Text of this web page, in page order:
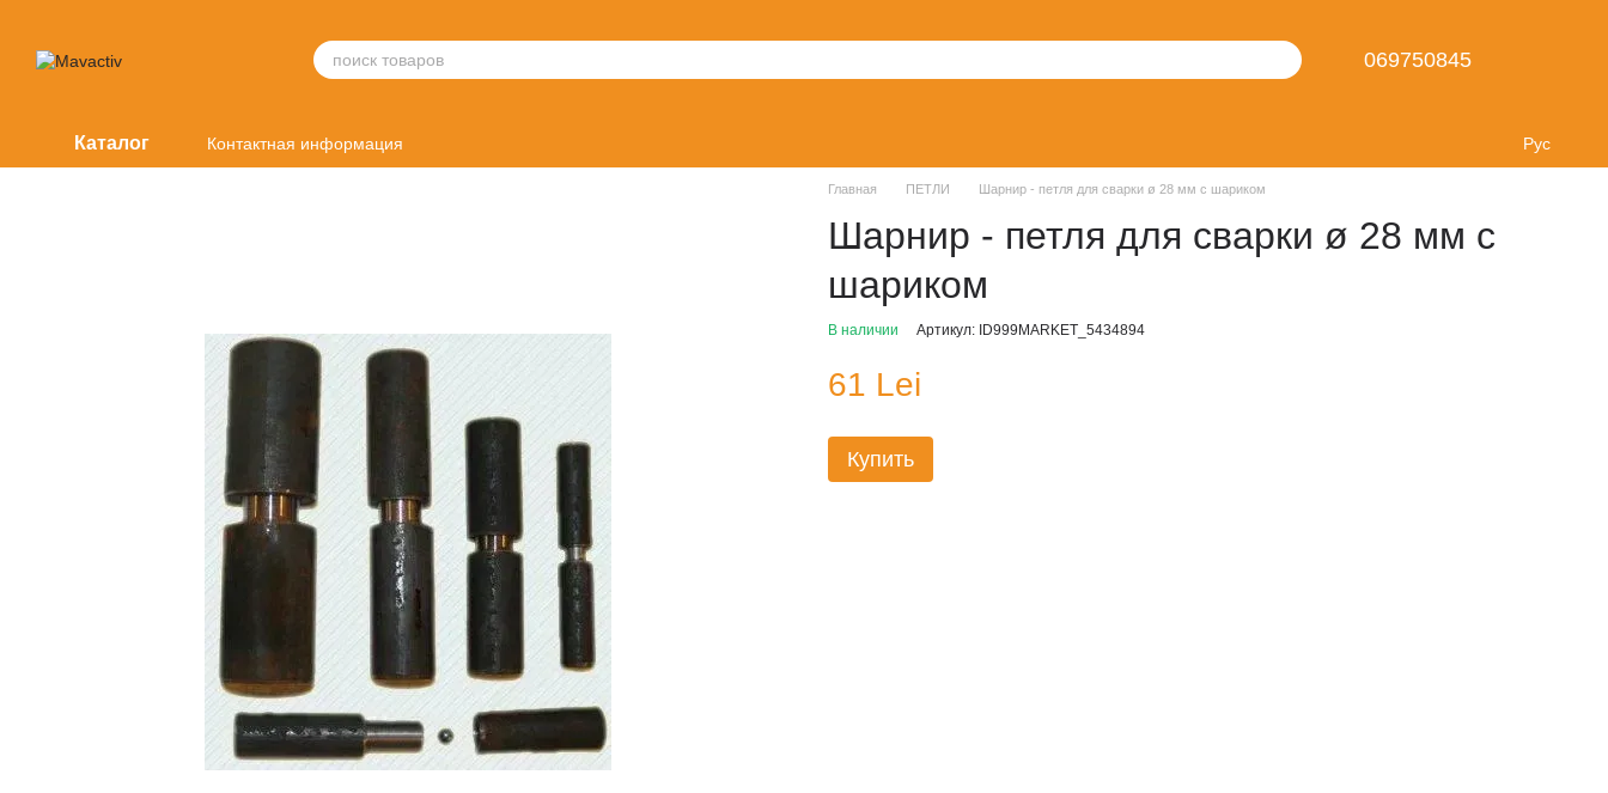
069750845
Каталог Контактная информация Рус
Главная ПЕТЛИ Шарнир - петля для сварки ø 28 мм с шариком
Шарнир - петля для сварки ø 28 мм с
шариком
В наличии Артикул: ID999MARKET_5434894
61 Lei
Купить